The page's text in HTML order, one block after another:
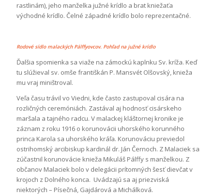
rastlinám), jeho manželka južné krídlo a brat kniežaťa
východné krídlo. Čelné západné krídlo bolo reprezentačné.
Rodové sídlo malackých Pálffyovcov. Pohľad na južné krídlo
Ďalšia spomienka sa viaže na zámockú kaplnku Sv. kríža. Keď
tu slúžieval sv. omše františkán P. Mansvét Olšovský, knieža
mu vraj miništroval.
Veľa času trávil vo Viedni, kde často zastupoval cisára na
rozličných ceremóniách. Zastával aj hodnosť cisárskeho
maršala a tajného radcu. V malackej kláštornej kronike je
záznam z roku 1916 o korunovácii uhorského korunného
princa Karola sa uhorského kráľa. Korunováciu previedol
ostrihomský arcibiskup kardinál dr. Ján Černoch. Z Malaciek sa
zúčastnil korunovácie knieža Mikuláš Pálffy s manželkou. Z
občanov Malaciek bolo v delegácii prítomných šesť dievčat v
krojoch z Dolného konca. Uvádzajú sa aj priezviská
niektorých – Písečná, Gajdárová a Michálková.